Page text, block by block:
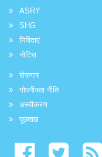
ASRY
SHG
निविदाएं
नोटिस
रोज़गार
गोपनीयता नीति
अस्वीकरण
पूछताछ